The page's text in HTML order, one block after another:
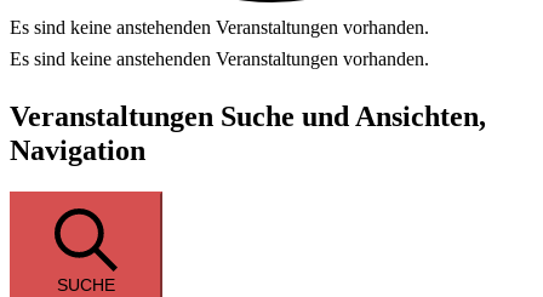
Es sind keine anstehenden Veranstaltungen vorhanden.
Es sind keine anstehenden Veranstaltungen vorhanden.
Veranstaltungen Suche und Ansichten,
Navigation
SUCHE